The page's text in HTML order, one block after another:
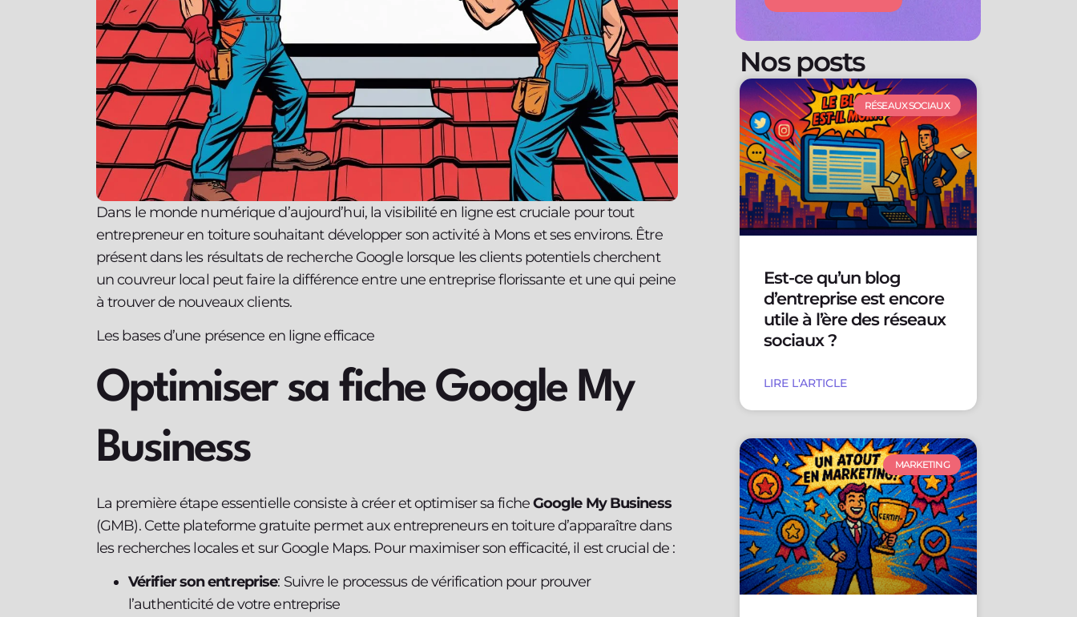
Dans le monde numérique d’aujourd’hui, la visibilité en ligne est cruciale pour tout
entrepreneur en toiture souhaitant développer son activité à Mons et ses environs. Être
présent dans les résultats de recherche Google lorsque les clients potentiels cherchent
un couvreur local peut faire la différence entre une entreprise florissante et une qui peine
à trouver de nouveaux clients.
Les bases d’une présence en ligne efficace
Optimiser sa fiche Google My
Business
La première étape essentielle consiste à créer et optimiser sa ficheGoogle My Business
(GMB). Cette plateforme gratuite permet aux entrepreneurs en toiture d’apparaître dans
les recherches locales et sur Google Maps. Pour maximiser son efficacité, il est crucial de :
Vérifier son entreprise: Suivre le processus de vérification pour prouver
l’authenticité de votre entreprise
Nos posts
RÉSEAUX SOCIAUX
Est-ce qu’un blog
d’entreprise est encore
utile à l’ère des réseaux
sociaux ?
LIRE L'ARTICLE
MARKETING